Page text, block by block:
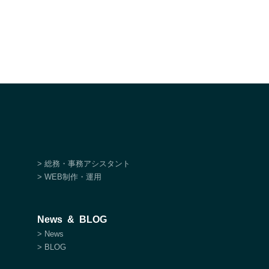
> 総務・事務アシスタント
> WEB制作・運用
News & BLOG
> News
> BLOG